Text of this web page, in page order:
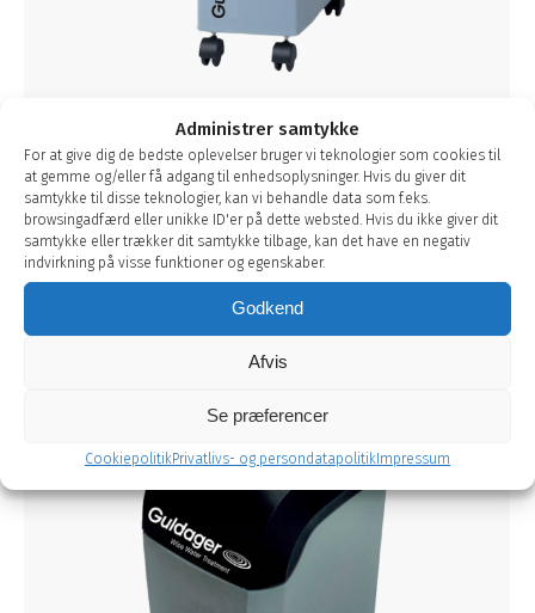
Administrer samtykke
For at give dig de bedste oplevelser bruger vi teknologier som cookies til
at gemme og/eller få adgang til enhedsoplysninger. Hvis du giver dit
samtykke til disse teknologier, kan vi behandle data som f.eks.
browsingadfærd eller unikke ID'er på dette websted. Hvis du ikke giver dit
samtykke eller trækker dit samtykke tilbage, kan det have en negativ
indvirkning på visse funktioner og egenskaber.
Godkend
Afvis
Se præferencer
CookiepolitikPrivatlivs- og persondatapolitikImpressum
UniSoft® Mini
blødgøring erhverv og ejendomme,UniSoft af bhadmin
2. november 2017
Et mængdestyret blødgøringsanlæg, som